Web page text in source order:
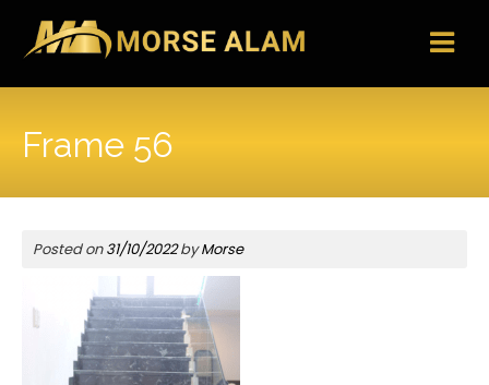
content
Frame 56
Posted on31/10/2022byMorse